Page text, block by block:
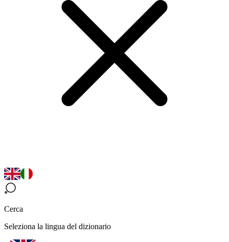
Cerca
Seleziona la lingua del dizionario